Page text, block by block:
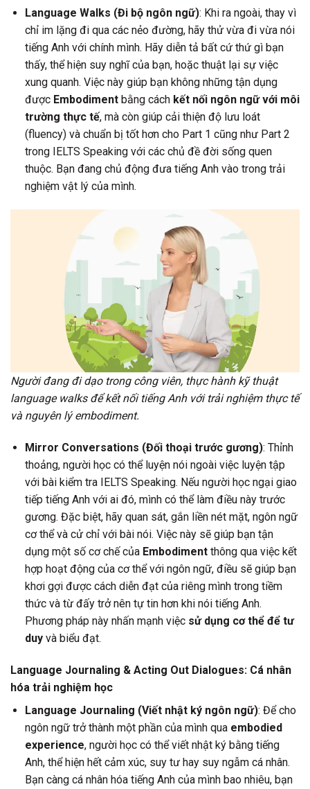
Language Walks (Đi bộ ngôn ngữ): Khi ra ngoài, thay vì
chỉ im lặng đi qua các nẻo đường, hãy thử vừa đi vừa nói
tiếng Anh với chính mình. Hãy diễn tả bất cứ thứ gì bạn
thấy, thể hiện suy nghĩ của bạn, hoặc thuật lại sự việc
xung quanh. Việc này giúp bạn không những tận dụng
được Embodimentbằng cách kết nối ngôn ngữ với môi
trường thực tế, mà còn giúp cải thiện độ lưu loát
(fluency) và chuẩn bị tốt hơn cho Part 1 cũng như Part 2
trong IELTS Speaking với các chủ đề đời sống quen
thuộc. Bạn đang chủ động đưa tiếng Anh vào trong trải
nghiệm vật lý của mình.
Người đang đi dạo trong công viên, thực hành kỹ thuật
language walks để kết nối tiếng Anh với trải nghiệm thực tế
và nguyên lý embodiment.
Mirror Conversations (Đối thoại trước gương): Thỉnh
thoảng, người học có thể luyện nói ngoài việc luyện tập
với bài kiểm tra IELTS Speaking. Nếu người học ngại giao
tiếp tiếng Anh với ai đó, mình có thể làm điều này trước
gương. Đặc biệt, hãy quan sát, gắn liền nét mặt, ngôn ngữ
cơ thể và cử chỉ với bài nói. Việc này sẽ giúp bạn tận
dụng một số cơ chế của Embodimentthông qua việc kết
hợp hoạt động của cơ thể với ngôn ngữ, điều sẽ giúp bạn
khơi gợi được cách diễn đạt của riêng mình trong tiềm
thức và từ đấy trở nên tự tin hơn khi nói tiếng Anh.
Phương pháp này nhấn mạnh việc sử dụng cơ thể để tư
duyvà biểu đạt.
Language Journaling & Acting Out Dialogues: Cá nhân
hóa trải nghiệm học
Language Journaling (Viết nhật ký ngôn ngữ): Để cho
ngôn ngữ trở thành một phần của mình qua embodied
experience, người học có thể viết nhật ký bằng tiếng
Anh, thể hiện hết cảm xúc, suy tư hay suy ngẫm cá nhân.
Bạn càng cá nhân hóa tiếng Anh của mình bao nhiêu, bạn